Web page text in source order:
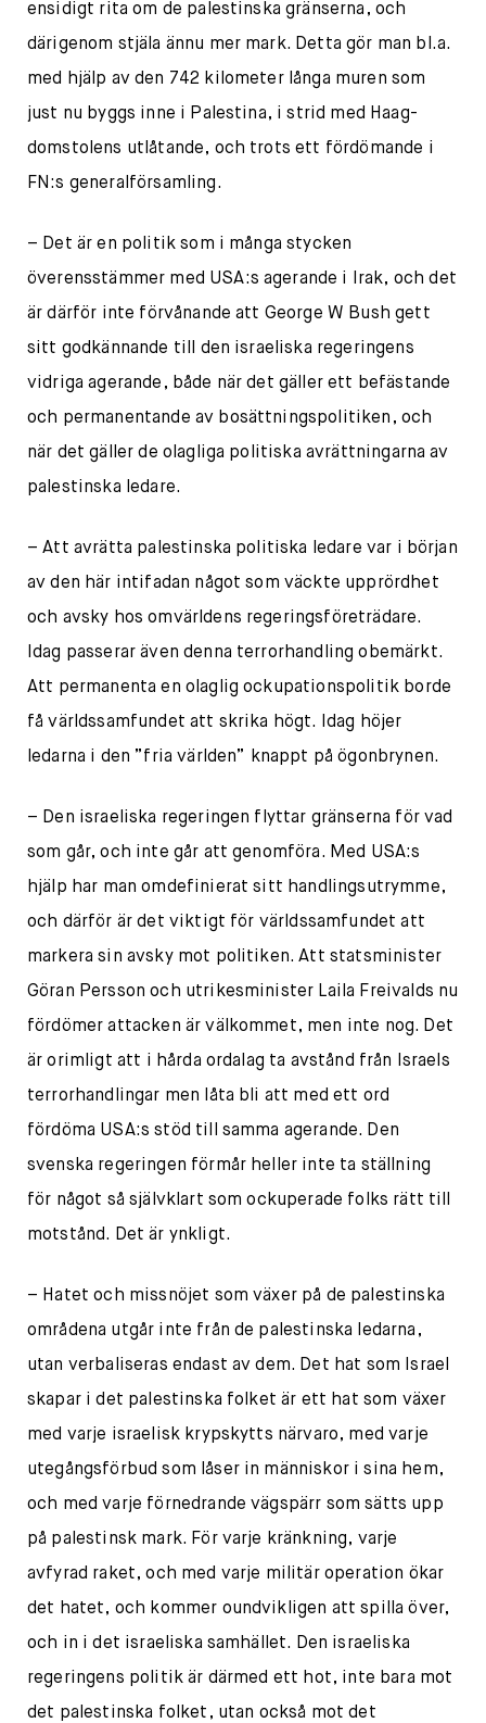
ensidigt rita om de palestinska gränserna, och
därigenom stjäla ännu mer mark. Detta gör man bl.a.
med hjälp av den 742 kilometer långa muren som
just nu byggs inne i Palestina, i strid med Haag-
domstolens utlåtande, och trots ett fördömande i
FN:s generalförsamling.
– Det är en politik som i många stycken
överensstämmer med USA:s agerande i Irak, och det
är därför inte förvånande att George W Bush gett
sitt godkännande till den israeliska regeringens
vidriga agerande, både när det gäller ett befästande
och permanentande av bosättningspolitiken, och
när det gäller de olagliga politiska avrättningarna av
palestinska ledare.
– Att avrätta palestinska politiska ledare var i början
av den här intifadan något som väckte upprördhet
och avsky hos omvärldens regeringsföreträdare.
Idag passerar även denna terrorhandling obemärkt.
Att permanenta en olaglig ockupationspolitik borde
få världssamfundet att skrika högt. Idag höjer
ledarna i den ”fria världen” knappt på ögonbrynen.
– Den israeliska regeringen flyttar gränserna för vad
som går, och inte går att genomföra. Med USA:s
hjälp har man omdefinierat sitt handlingsutrymme,
och därför är det viktigt för världssamfundet att
markera sin avsky mot politiken. Att statsminister
Göran Persson och utrikesminister Laila Freivalds nu
fördömer attacken är välkommet, men inte nog. Det
är orimligt att i hårda ordalag ta avstånd från Israels
terrorhandlingar men låta bli att med ett ord
fördöma USA:s stöd till samma agerande. Den
svenska regeringen förmår heller inte ta ställning
för något så självklart som ockuperade folks rätt till
motstånd. Det är ynkligt.
– Hatet och missnöjet som växer på de palestinska
områdena utgår inte från de palestinska ledarna,
utan verbaliseras endast av dem. Det hat som Israel
skapar i det palestinska folket är ett hat som växer
med varje israelisk krypskytts närvaro, med varje
utegångsförbud som låser in människor i sina hem,
och med varje förnedrande vägspärr som sätts upp
på palestinsk mark. För varje kränkning, varje
avfyrad raket, och med varje militär operation ökar
det hatet, och kommer oundvikligen att spilla över,
och in i det israeliska samhället. Den israeliska
regeringens politik är därmed ett hot, inte bara mot
det palestinska folket, utan också mot det